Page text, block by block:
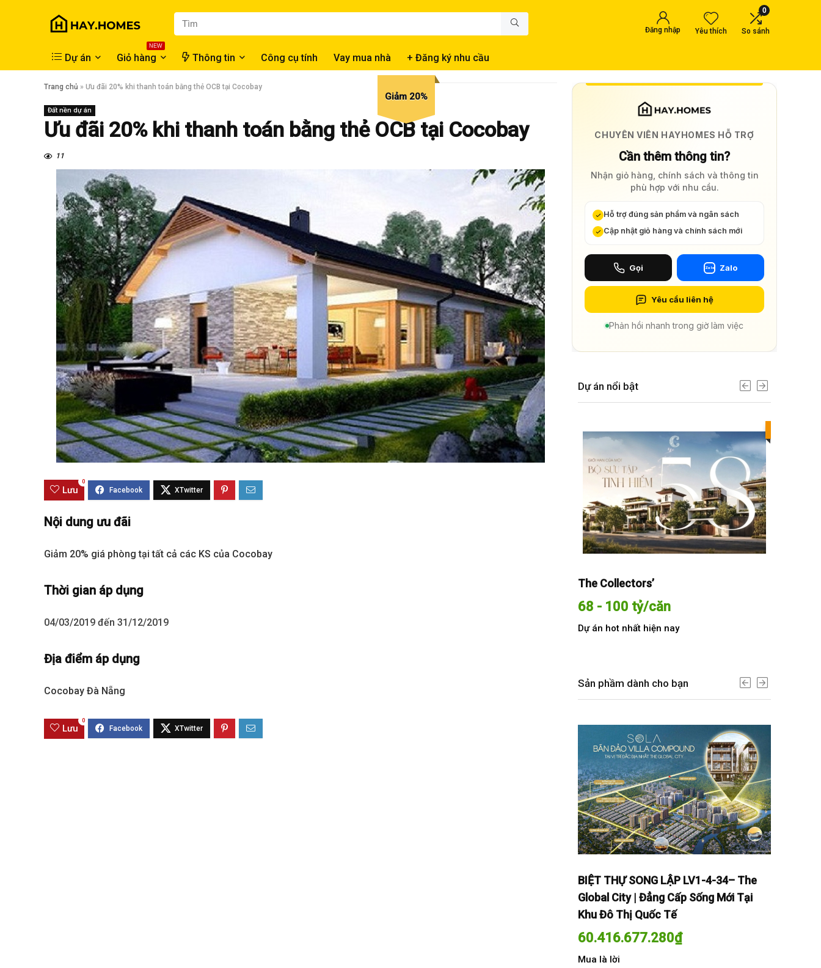
Đăng nhập Yêu thích
0
So sánh
Dự án
NEW
Giỏ hàng Thông tin Công cụ tính Vay mua nhà + Đăng ký nhu cầu
Giảm 20%
Trang chủ » Ưu đãi 20% khi thanh toán bằng thẻ OCB tại Cocobay
Đất nền dự án
Ưu đãi 20% khi thanh toán bằng thẻ OCB tại Cocobay
11
Lưu
0
Nội dung ưu đãi
Giảm 20% giá phòng tại tất cả các KS của Cocobay
Thời gian áp dụng
04/03/2019 đến 31/12/2019
Địa điểm áp dụng
Cocobay Đà Nẵng
Lưu
0
CHUYÊN VIÊN HAYHOMES HỖ TRỢ
Cần thêm thông tin?
Nhận giỏ hàng, chính sách và thông tin
phù hợp với nhu cầu.
Hỗ trợ đúng sản phẩm và ngân sách
Cập nhật giỏ hàng và chính sách mới
Gọi Zalo Zalo
Yêu cầu liên hệ
Phản hồi nhanh trong giờ làm việc
Dự án nổi bật
The Global City
án hot nhất hiện nay
The Collectors’
68 - 100 tỷ/căn
Dự án hot nhất hiện nay
Sản phầm dành cho bạn
BIỆT THỰ SONG LẬP LV1-4-34– The
Global City | Đẳng Cấp Sống Mới Tại
Khu Đô Thị Quốc Tế
60.416.677.280₫
Mua là lời